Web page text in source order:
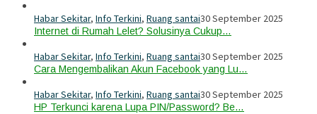
Habar Sekitar, Info Terkini, Ruang santai30 September 2025
Internet di Rumah Lelet? Solusinya Cukup…
Habar Sekitar, Info Terkini, Ruang santai30 September 2025
Cara Mengembalikan Akun Facebook yang Lu…
Habar Sekitar, Info Terkini, Ruang santai30 September 2025
HP Terkunci karena Lupa PIN/Password? Be…